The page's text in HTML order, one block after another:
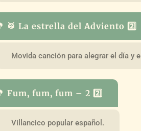
🥁 La estrella del Adviento 2️⃣
Movida canción para alegrar el día y
Fum, fum, fum – 2 2️⃣
Villancico popular español.